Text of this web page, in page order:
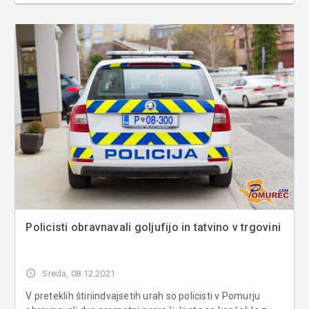
cesti�...
Policisti obravnavali goljufijo in tatvino v trgovini
access_time Sreda, 08.12.2021
V preteklih štiriindvajsetih urah so policisti v Pomurju